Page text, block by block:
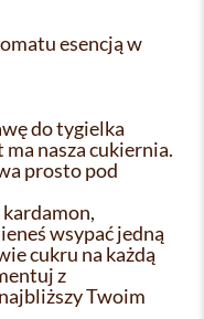
esencją w
do tygielka
nasza cukiernia.
prosto pod
wsypać jedną
cukru na każdą
z
Twoim